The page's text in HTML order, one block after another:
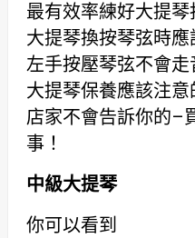
最有效率練好大提琴
大提琴換按琴弦時應
左手按壓琴弦不會走
大提琴保養應該注意
店家不會告訴你的–
事！
中級大提琴
你可以看到